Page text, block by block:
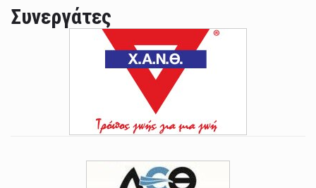
Συνεργάτες